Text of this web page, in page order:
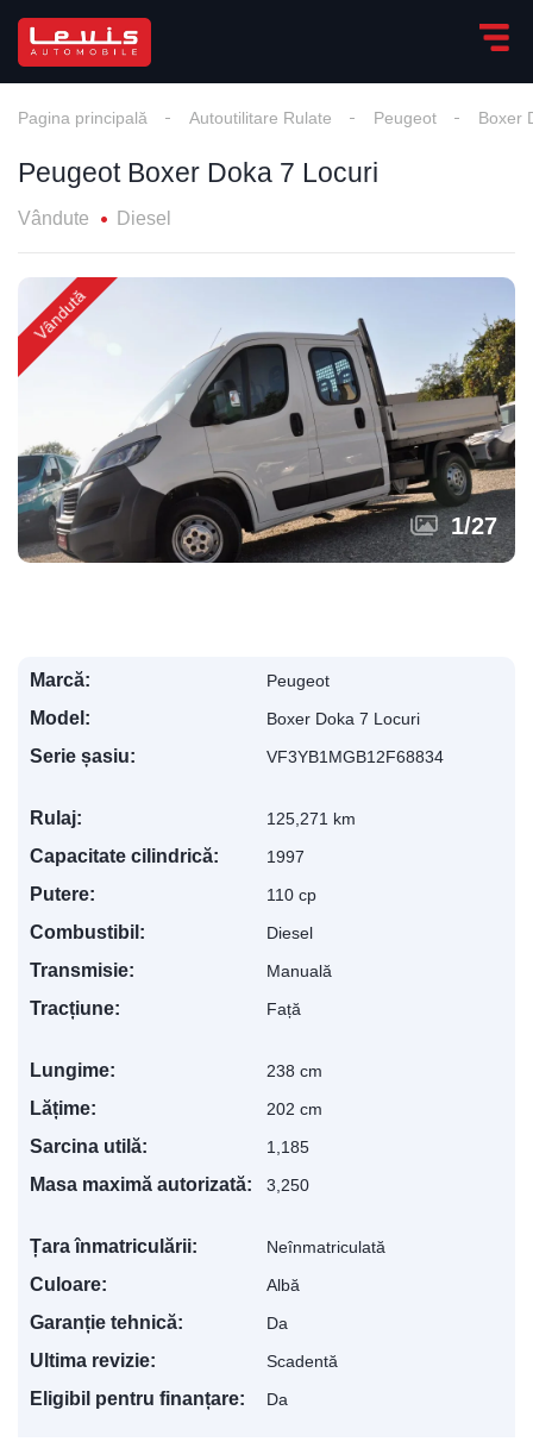
Pagina principală Autoutilitare Rulate Peugeot Boxer
Peugeot Boxer Doka 7 Locuri
Vândute Diesel
Vândută
1/27
Marcă: Peugeot
Model: Boxer Doka 7 Locuri
Serie șasiu: VF3YB1MGB12F68834
Rulaj: 125,271 km
Capacitate cilindrică: 1997
Putere: 110 cp
Combustibil: Diesel
Transmisie: Manuală
Tracțiune: Față
Lungime: 238 cm
Lățime: 202 cm
Sarcina utilă: 1,185
Masa maximă autorizată: 3,250
Țara înmatriculării: Neînmatriculată
Culoare: Albă
Garanție tehnică: Da
Ultima revizie: Scadentă
Eligibil pentru finanțare: Da